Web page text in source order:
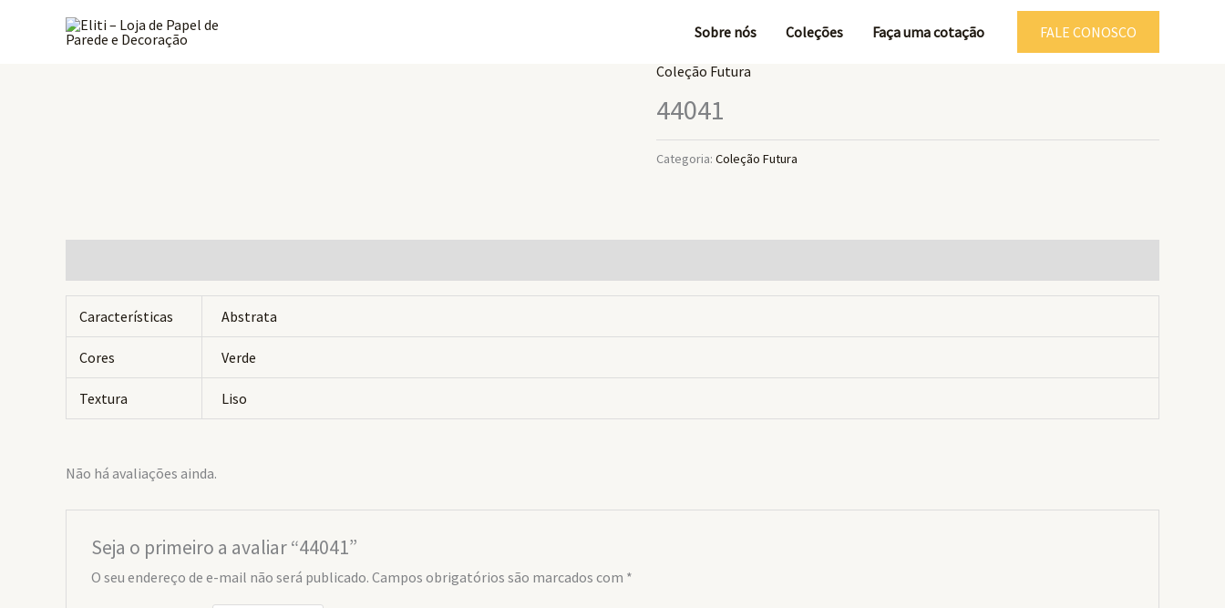
Sobre nós Coleções Faça uma cotação FALE CONOSCO
Coleção Futura
44041
Categoria: Coleção Futura
Características Abstrata
Cores Verde
Textura Liso
Não há avaliações ainda.
Seja o primeiro a avaliar “44041”
O seu endereço de e-mail não será publicado. Campos obrigatórios são marcados com *